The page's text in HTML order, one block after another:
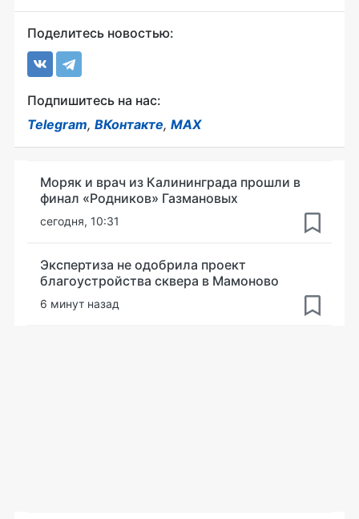
Поделитесь новостью:
Подпишитесь на нас:
Telegram, ВКонтакте, MAX
Моряк и врач из Калининграда прошли в
финал «Родников» Газмановых
сегодня, 10:31
Экспертиза не одобрила проект
благоустройства сквера в Мамоново
6 минут назад